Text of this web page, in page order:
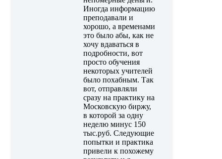
Иногда информацию
преподавали и
хорошо, а временами
это было абы, как не
хочу вдаваться в
подробности, вот
просто обучения
некоторых учителей
было похабным. Так
вот, отправляли
сразу на практику на
Московскую биржу,
в которой за одну
неделю минус 150
тыс.руб. Следующие
попытки и практика
привели к похожему